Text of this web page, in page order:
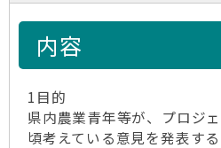
内容
1目的
県内農業青年等が、プロジ
頃考えている意見を発表す